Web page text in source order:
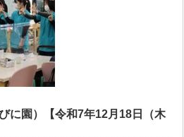
に園）【令和7年12月18日（木